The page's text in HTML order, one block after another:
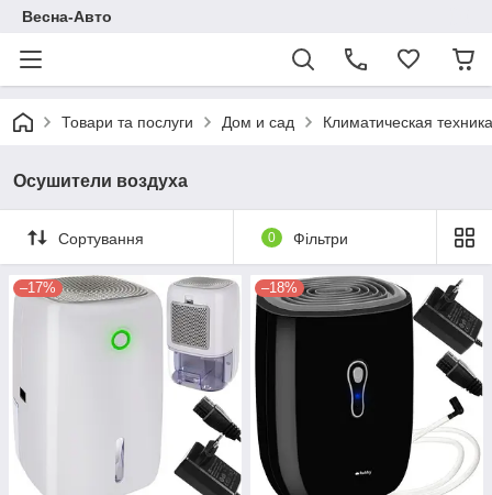
Весна-Авто
Товари та послуги Дом и сад Климатическая техника
Осушители воздуха
Сортування 0 Фільтри
–17% –18%